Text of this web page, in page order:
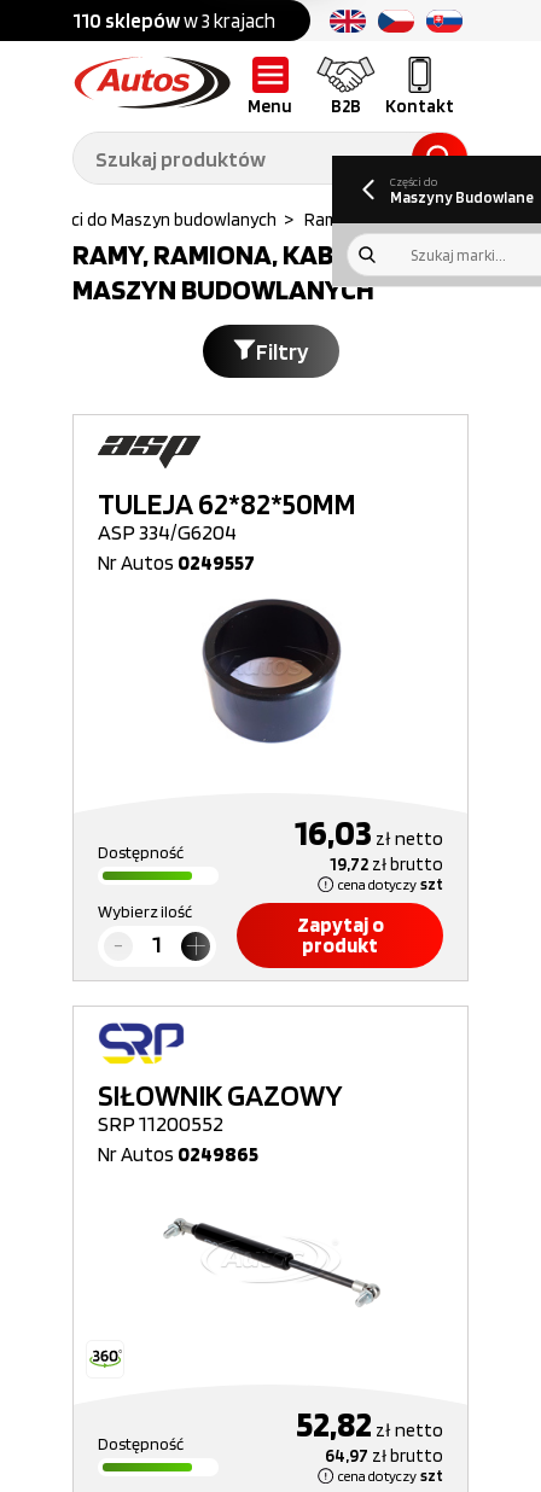
110 sklepóww 3 krajach Ponad 700 marek
Menu B2B Kontakt
Części do:
Ciężarówek,
przyczep,
naczep
Części do:
budowlanych
B2BGaleria
Oferty pracy
kwartalny
Części do
Maszyny Budowlane
Części do Maszyn budowlanych > Rama ramiona kabina
RAMY, RAMIONA, KABINY DO
MASZYN BUDOWLANYCH
Filtry
TULEJA 62*82*50MM
ASP 334/G6204
Nr Autos 0249557
Dostępność 16,03 złnetto
19,72 złbrutto
cena dotyczy szt
Wybierz ilość
Zapytaj o
produkt
SIŁOWNIK GAZOWY
SRP 11200552
Nr Autos 0249865
Dostępność 52,82 złnetto
64,97 złbrutto
cena dotyczy szt